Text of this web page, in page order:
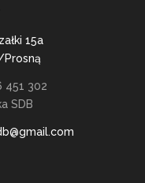
15a
Prosną
451 302
SDB